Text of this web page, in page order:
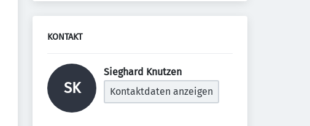
KONTAKT
SK
Sieghard Knutzen
Kontaktdaten anzeigen